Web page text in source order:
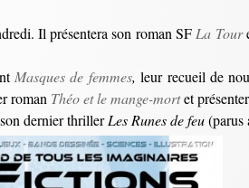
Il présentera son roman SF La Tour
Masques de femmes,leur recueil de
roman Théo et le mange-mortet
dernier thrillerLes Runes de feu(parus